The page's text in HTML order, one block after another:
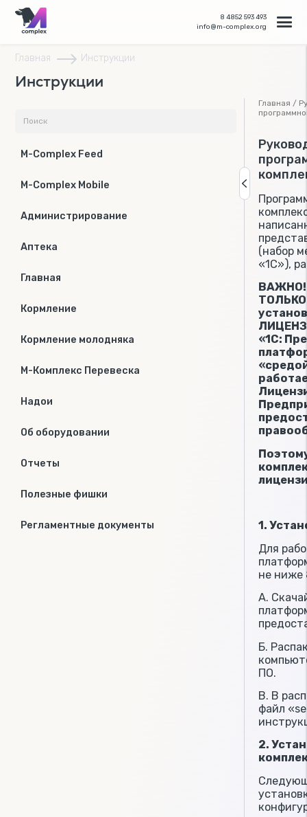
8 4852 593 493
info@m-complex.org
Главная Инструкции
Инструкции
M-Complex Feed
M-Complex Mobile
Администрирование
Аптека
Главная
Кормление
Кормление молодняка
М-Комплекс Перевеска
Надои
Об оборудовании
Отчеты
Полезные фишки
Регламентные документы
Главная /
(набор
«1С»),
ВАЖНО!
ТОЛЬКО
«1С:
1.
Для
не ниже
А.
Б.
ПО.
В. В
файл
2.